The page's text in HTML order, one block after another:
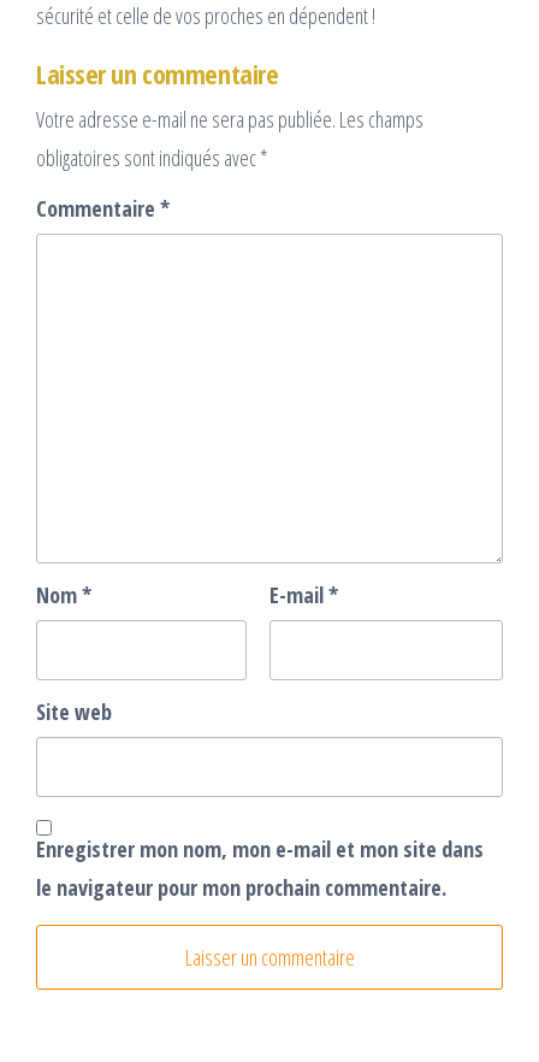
sécurité et celle de vos proches en dépendent !
Laisser un commentaire
Votre adresse e-mail ne sera pas publiée. Les champs
obligatoires sont indiqués avec*
Commentaire *
Nom* E-mail*
Site web
Enregistrer mon nom, mon e-mail et mon site dans
le navigateur pour mon prochain commentaire.